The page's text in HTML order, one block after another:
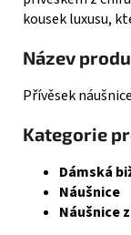
kousek luxusu,
Název
Přívěsek
Kategorie
Dámská
Náušnice
Náušnice